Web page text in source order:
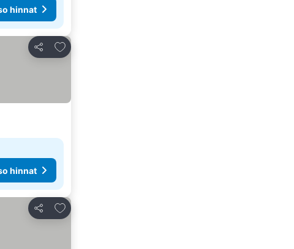
hinnat
Jaa
Lisää suosikkeihin
hinnat
Jaa
Lisää suosikkeihin